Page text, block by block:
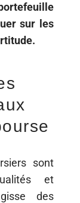
sur les
sont
et
des